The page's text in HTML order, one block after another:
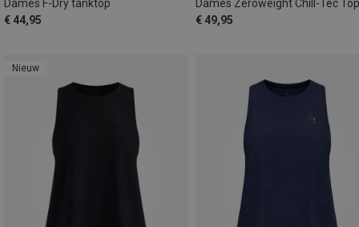
Dames F-Dry tanktop
€ 44,95
Dames Zeroweight Chill-Tec Top
€ 49,95
Nieuw